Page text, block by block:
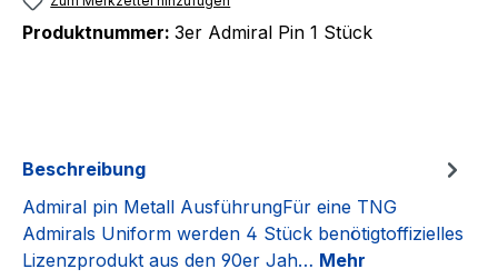
Produktnummer: 3er Admiral Pin 1 Stück
Beschreibung
Admiral pin Metall AusführungFür eine TNG
Admirals Uniform werden 4 Stück benötigtoffizielles
Lizenzprodukt aus den 90er Jah… Mehr